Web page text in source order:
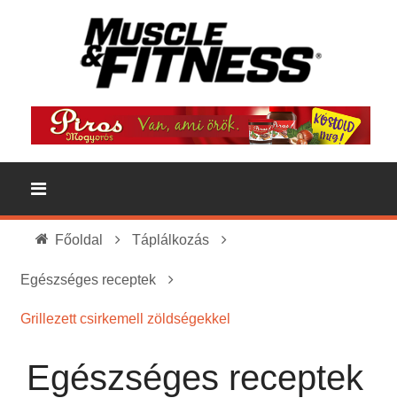
Főoldal Táplálkozás
Egészséges receptek
Grillezett csirkemell zöldségekkel
Egészséges receptek